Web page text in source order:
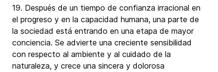
19. Después de un tiempo de confianza irracional en
el progreso y en la capacidad humana, una parte de
la sociedad está entrando en una etapa de mayor
conciencia. Se advierte una creciente sensibilidad
con respecto al ambiente y al cuidado de la
naturaleza, y crece una sincera y dolorosa